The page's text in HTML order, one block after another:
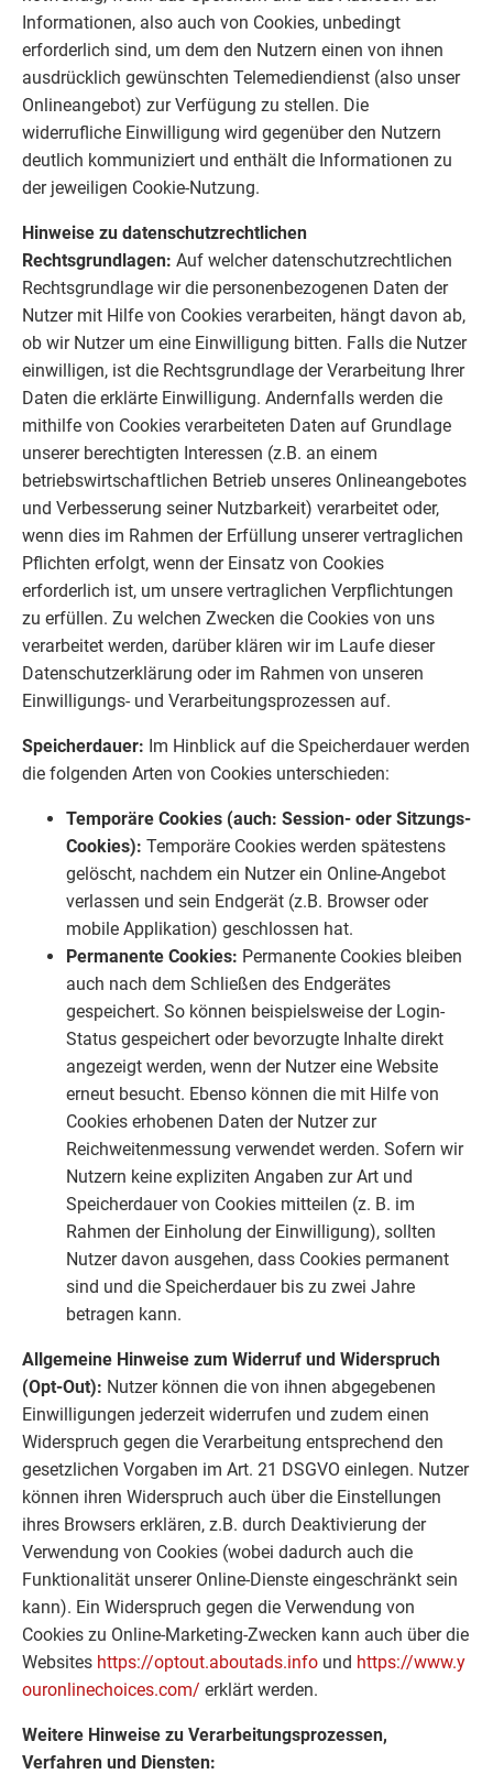
Informationen, also auch von Cookies, unbedingt
erforderlich sind, um dem den Nutzern einen von ihnen
ausdrücklich gewünschten Telemediendienst (also unser
Onlineangebot) zur Verfügung zu stellen. Die
widerrufliche Einwilligung wird gegenüber den Nutzern
deutlich kommuniziert und enthält die Informationen zu
der jeweiligen Cookie-Nutzung.
Hinweise zu datenschutzrechtlichen
Rechtsgrundlagen: Auf welcher datenschutzrechtlichen
Rechtsgrundlage wir die personenbezogenen Daten der
Nutzer mit Hilfe von Cookies verarbeiten, hängt davon ab,
ob wir Nutzer um eine Einwilligung bitten. Falls die Nutzer
einwilligen, ist die Rechtsgrundlage der Verarbeitung Ihrer
Daten die erklärte Einwilligung. Andernfalls werden die
mithilfe von Cookies verarbeiteten Daten auf Grundlage
unserer berechtigten Interessen (z.B. an einem
betriebswirtschaftlichen Betrieb unseres Onlineangebotes
und Verbesserung seiner Nutzbarkeit) verarbeitet oder,
wenn dies im Rahmen der Erfüllung unserer vertraglichen
Pflichten erfolgt, wenn der Einsatz von Cookies
erforderlich ist, um unsere vertraglichen Verpflichtungen
zu erfüllen. Zu welchen Zwecken die Cookies von uns
verarbeitet werden, darüber klären wir im Laufe dieser
Datenschutzerklärung oder im Rahmen von unseren
Einwilligungs- und Verarbeitungsprozessen auf.
Speicherdauer: Im Hinblick auf die Speicherdauer werden
die folgenden Arten von Cookies unterschieden:
Temporäre Cookies (auch: Session- oder Sitzungs-
Cookies): Temporäre Cookies werden spätestens
gelöscht, nachdem ein Nutzer ein Online-Angebot
verlassen und sein Endgerät (z.B. Browser oder
mobile Applikation) geschlossen hat.
Permanente Cookies: Permanente Cookies bleiben
auch nach dem Schließen des Endgerätes
gespeichert. So können beispielsweise der Login-
Status gespeichert oder bevorzugte Inhalte direkt
angezeigt werden, wenn der Nutzer eine Website
erneut besucht. Ebenso können die mit Hilfe von
Cookies erhobenen Daten der Nutzer zur
Reichweitenmessung verwendet werden. Sofern wir
Nutzern keine expliziten Angaben zur Art und
Speicherdauer von Cookies mitteilen (z. B. im
Rahmen der Einholung der Einwilligung), sollten
Nutzer davon ausgehen, dass Cookies permanent
sind und die Speicherdauer bis zu zwei Jahre
betragen kann.
Allgemeine Hinweise zum Widerruf und Widerspruch
(Opt-Out): Nutzer können die von ihnen abgegebenen
Einwilligungen jederzeit widerrufen und zudem einen
Widerspruch gegen die Verarbeitung entsprechend den
gesetzlichen Vorgaben im Art. 21 DSGVO einlegen. Nutzer
können ihren Widerspruch auch über die Einstellungen
ihres Browsers erklären, z.B. durch Deaktivierung der
Verwendung von Cookies (wobei dadurch auch die
Funktionalität unserer Online-Dienste eingeschränkt sein
kann). Ein Widerspruch gegen die Verwendung von
Cookies zu Online-Marketing-Zwecken kann auch über die
Websites https://optout.aboutads.info und https://www.y
ouronlinechoices.com/ erklärt werden.
Weitere Hinweise zu Verarbeitungsprozessen,
Verfahren und Diensten: